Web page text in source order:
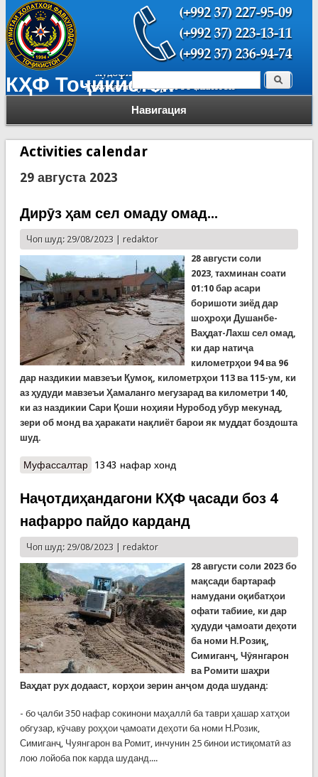
КҲФ Тоҷикистон
Навигация
Форма поиска Поиск
Activities calendar
29 августа 2023
Дирӯз ҳам сел омаду омад...
Чоп шуд: 29/08/2023 | redaktor
28 августи соли
2023, тахминан соати
01:10 бар асари
боришоти зиёд дар
шоҳроҳи Душанбе-
Ваҳдат-Лахш сел омад,
ки дар натиҷа
километрҳои 94 ва 96
дар наздикии мавзеъи Қумоқ, километрҳои 113 ва 115-ум, ки
аз ҳудуди мавзеъи Ҳамаланго мегузарад ва километри 140,
ки аз наздикии Сари Қоши ноҳияи Нуробод убур мекунад,
зери об монд ва ҳаракати нақлиёт барои як муддат боздошта
шуд.
Муфассалтаро Дирӯз ҳам сел омаду омад...
1343 нафар хонд
Наҷотдиҳандагони КҲФ ҷасади боз 4
нафарро пайдо карданд
Чоп шуд: 29/08/2023 | redaktor
28 августи соли 2023 бо
мақсади бартараф
намудани оқибатҳои
офати табиие, ки дар
ҳудуди ҷамоати деҳоти
ба номи Н.Розиқ,
Симиганҷ, Чӯянгарон
ва Ромити шаҳри
Ваҳдат рух додааст, корҳои зерин анҷом дода шуданд:
- бо ҷалби 350 нафар сокинони маҳаллӣ ба таври ҳашар хатҳои
обгузар, кӯчаву роҳҳои ҷамоати деҳоти ба номи Н.Розик,
Симиганҷ, Чуянгарон ва Ромит, инчунин 25 бинои истиқоматӣ аз
лою лойоба пок карда шуданд....